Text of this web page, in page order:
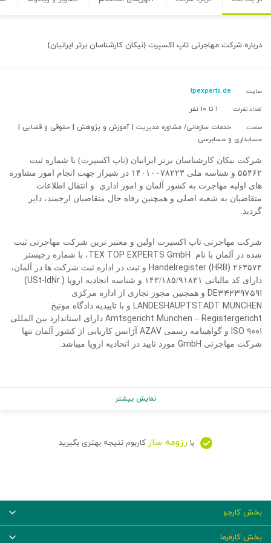
درباره شرکت مهاجرتی تاپ اکسپرت (نیکان کارشناسان برتر ایرانیان)
سایت: tpexperts.de
تعداد نفرات: ۱ تا ۱۰ نفر
صنعت:
خدمات سازمانی/ مشاوره مدیریت | آموزش و پژوهش | حقوقی و قضایی |
حسابداری و حسابرسی
شرکت نیکان کارشناسان برتر ایرانیان (تاپ اکسپرت) با شماره ثبت
۵۵۴۶۲ و شناسه ملی ۱۴۰۱۰۰۷۸۲۲۳ در شیراز جهت انجام امور مشاوره
های اولیه مهاجرت به کشور آلمان و امور اداری
و انتقال اطلاعات
متقاضیان به شعبه اصلی و همچنین رفاه حال متقاضیان ارجمند، دایر
گردید.
شرکت مهاجرتی تاپ اکسپرت اولین و معتبر ترین شرکت مهاجرتی ثبت
شده در آلمان با نام
TEX TOP EXPERTS GmbH، با شماره رجیستر
۲۶۳۵۷۳ Handelregister (HRB) و ثبت در اداره ثبت شرکت ها در آلمان،
دارای کد مالیاتی ۱۴۳/۱۸۵/۹۱۸۳۱ و شناسه اتحادیه اروپا
(USt-IdNr.)
DE۳۴۲۳۹۷۵۹۱ و همچنین مجوز تجاری از اداره مرکزی
LANDESHAUPTSTADT MÜNCHEN و با تاییدیه دادگاه مونیخ
Amtsgericht München – Registergericht دارای استاندارد بین المللی
ISO ۹۰۰۱ و گواهینامه رسمی AZAV آژانس کاریابی از کشور آلمان تنها
شرکت مهاجرتی GmbH مورد تایید در اتحادیه اروپا میباشد.
نمایش بیشتر
با رزومه ساز کاربوم نتیجه بهتری بگیرید
بخش کارجو
بخش کارفرما